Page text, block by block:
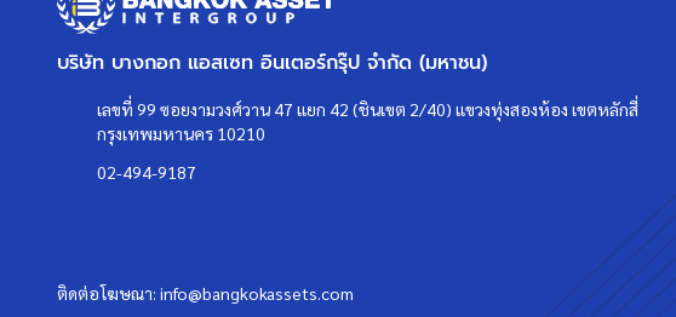
บริษัท บางกอก แอสเซท อินเตอร์กรุ๊ป จำกัด (มหาชน)
เลขที่ 99 ซอยงามวงศ์วาน 47 แยก 42 (ชินเขต 2/40) แขวงทุ่งสองห้อง เขตหลักสี่
กรุงเทพมหานคร 10210
02-494-9187
ติดต่อโฆษณา: info@bangkokassets.com